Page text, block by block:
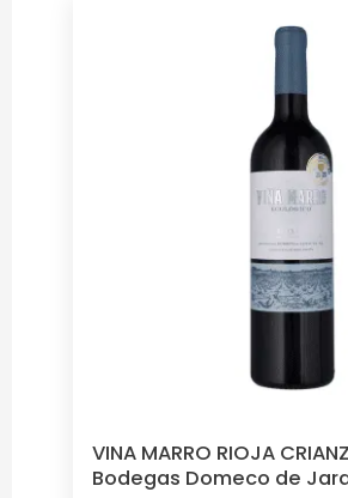
VINA MARRO RIOJA
Bodegas Domeco de